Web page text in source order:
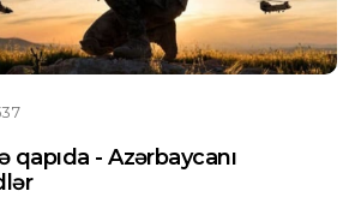
- Azərbaycanı